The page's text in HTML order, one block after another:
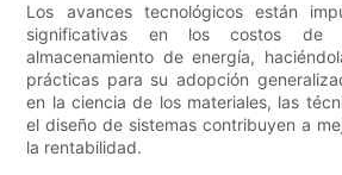
Los avances tecnológicos están
significativas en los costos de
almacenamiento de energía,
prácticas para su adopción
en la ciencia de los materiales, las
el diseño de sistemas contribuyen a
la rentabilidad.